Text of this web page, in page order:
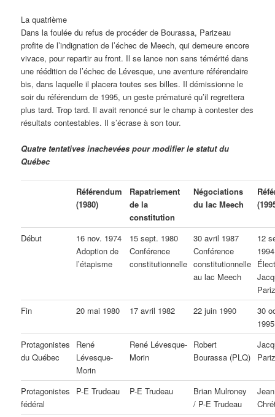
La quatrième
Dans la foulée du refus de procéder de Bourassa, Parizeau
profite de l’indignation de l’échec de Meech, qui demeure encore
vivace, pour repartir au front. Il se lance non sans témérité dans
une réédition de l’échec de Lévesque, une aventure référendaire
bis, dans laquelle il placera toutes ses billes. Il démissionne le
soir du référendum de 1995, un geste prématuré qu’il regrettera
plus tard. Trop tard. Il avait renoncé sur le champ à contester des
résultats contestables. Il s’écrase à son tour.
Quatre tentatives inachevées pour modifier le statut du
Québec
Référendum
(1980)
Rapatriement
de la
constitution
Négociations
du lac Meech
Début
16 nov. 1974
Adoption de
l’étapisme
15 sept. 1980
Conférence
constitutionnelle
30 avril 1987
Conférence
constitutionnelle
au lac Meech
12
1994
Fin
20 mai 1980 17 avril 1982 22 juin 1990
30
1995
Protagonistes
du Québec
René
Lévesque-
Morin
René Lévesque-
Morin
Robert
Bourassa (PLQ)
Protagonistes
fédéral
P-E Trudeau P-E Trudeau
Brian Mulroney
/ P-E Trudeau
Jean